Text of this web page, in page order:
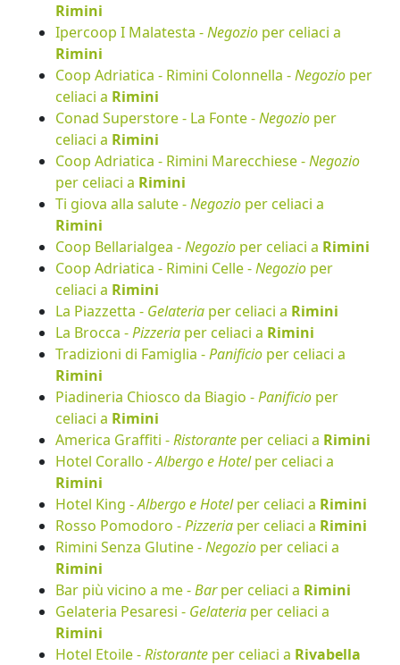
Rimini
Ipercoop I Malatesta -Negozio per celiaci a
Rimini
Coop Adriatica - Rimini Colonnella -Negozio per
celiaci a Rimini
Conad Superstore - La Fonte -Negozio per
celiaci a Rimini
Coop Adriatica - Rimini Marecchiese -Negozio
per celiaci a Rimini
Ti giova alla salute -Negozio per celiaci a
Rimini
Coop Bellarialgea -Negozio per celiaci a Rimini
Coop Adriatica - Rimini Celle -Negozio per
celiaci a Rimini
La Piazzetta - Gelateria per celiaci a Rimini
La Brocca -Pizzeria per celiaci a Rimini
Tradizioni di Famiglia -Panificio per celiaci a
Rimini
Piadineria Chiosco da Biagio -Panificio per
celiaci a Rimini
America Graffiti -Ristorante per celiaci a Rimini
Hotel Corallo -Albergo e Hotelper celiaci a
Rimini
Hotel King -Albergo e Hotelper celiaci a Rimini
Rosso Pomodoro -Pizzeria per celiaci a Rimini
Rimini Senza Glutine -Negozio per celiaci a
Rimini
Bar più vicino a me -Barper celiaci a Rimini
Gelateria Pesaresi - Gelateria per celiaci a
Rimini
Hotel Etoile -Ristorante per celiaci a Rivabella